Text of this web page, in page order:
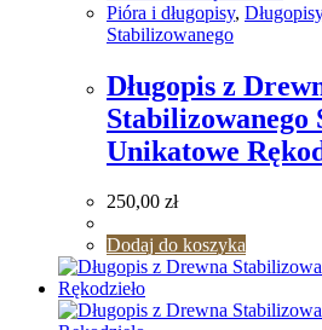
Pióra i długopisy,
Stabilizowanego
Długopis z
Stabilizowanego
Unikatowe
250,00 zł
Dodaj do koszyka